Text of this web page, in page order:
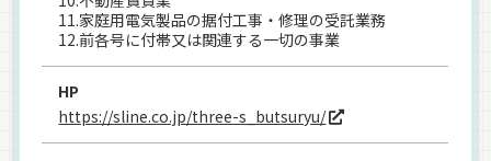
11.家庭用電気製品の据付工事・修理の受託業務
12.前各号に付帯又は関連する一切の事業
HP
https://sline.co.jp/three-s_butsuryu/